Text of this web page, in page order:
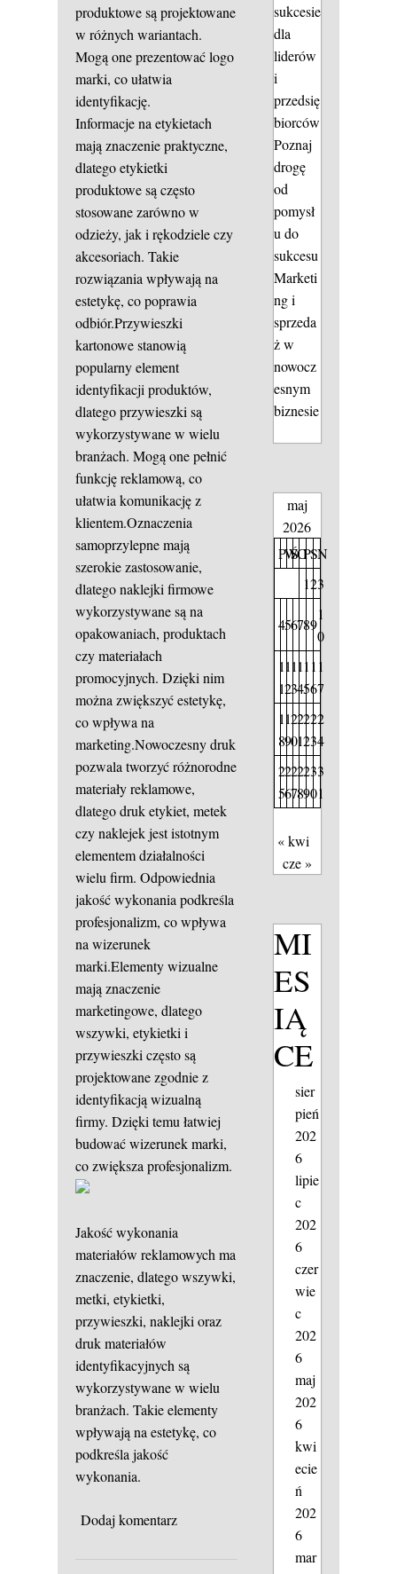
produktowe są projektowane
w różnych wariantach.
Mogą one prezentować logo
marki, co ułatwia
identyfikację.
Informacje na etykietach
mają znaczenie praktyczne,
dlatego etykietki
produktowe są często
stosowane zarówno w
odzieży, jak i rękodziele czy
akcesoriach. Takie
rozwiązania wpływają na
estetykę, co poprawia
odbiór.Przywieszki
kartonowe stanowią
popularny element
identyfikacji produktów,
dlatego przywieszki są
wykorzystywane w wielu
branżach. Mogą one pełnić
funkcję reklamową, co
ułatwia komunikację z
klientem.Oznaczenia
samoprzylepne mają
szerokie zastosowanie,
dlatego naklejki firmowe
wykorzystywane są na
opakowaniach, produktach
czy materiałach
promocyjnych. Dzięki nim
można zwiększyć estetykę,
co wpływa na
marketing.Nowoczesny druk
pozwala tworzyć różnorodne
materiały reklamowe,
dlatego druk etykiet, metek
czy naklejek jest istotnym
elementem działalności
wielu firm. Odpowiednia
jakość wykonania podkreśla
profesjonalizm, co wpływa
na wizerunek
marki.Elementy wizualne
mają znaczenie
marketingowe, dlatego
wszywki, etykietki i
przywieszki często są
projektowane zgodnie z
identyfikacją wizualną
firmy. Dzięki temu łatwiej
budować wizerunek marki,
co zwiększa profesjonalizm.
Jakość wykonania
materiałów reklamowych ma
znaczenie, dlatego wszywki,
metki, etykietki,
przywieszki, naklejki oraz
druk materiałów
identyfikacyjnych są
wykorzystywane w wielu
branżach. Takie elementy
wpływają na estetykę, co
podkreśla jakość
wykonania.
Dodaj komentarz
sukcesie
dla
liderów
i
przedsię
biorców
Poznaj
drogę
od
pomysł
u do
sukcesu
Marketi
ng i
sprzeda
ż w
nowocz
esnym
biznesie
maj
2026
PW
ŚCPSN
123
456789
1
0
1
1
1
2
1
3
1
4
1
5
1
6
1
7
1
8
1
9
2
0
2
1
2
2
2
3
2
4
2
5
2
6
2
7
2
8
2
9
3
0
3
1
« kwi
cze »
MI
ES
IĄ
CE
sier
pień
202
6
lipie
c
202
6
czer
wie
c
202
6
maj
202
6
kwi
ecie
ń
202
6
mar